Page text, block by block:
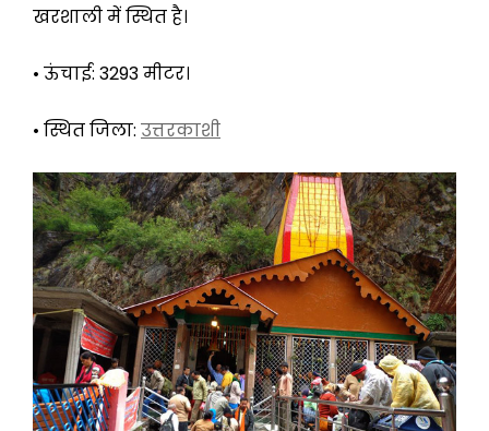
खरशाली में स्थित है।
• ऊंचाई: 3293 मीटर।
• स्थित जिला: उत्तरकाशी